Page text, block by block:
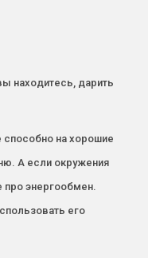
находитесь, дарить
способно на хорошие
А если окружения
про энергообмен.
его